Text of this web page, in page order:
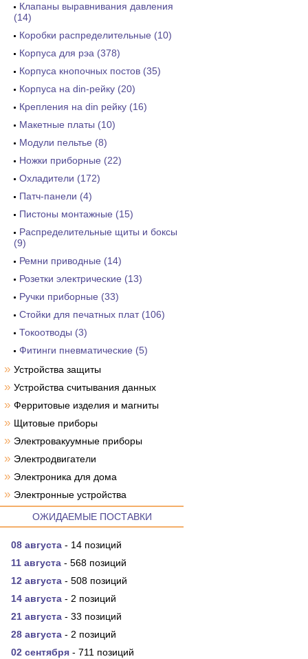
Клапаны выравнивания давления
(14)
Коробки распределительные (10)
Корпуса для рэа (378)
Корпуса кнопочных постов (35)
Корпуса на din-рейку (20)
Крепления на din рейку (16)
Макетные платы (10)
Модули пельтье (8)
Ножки приборные (22)
Охладители (172)
Патч-панели (4)
Пистоны монтажные (15)
Распределительные щиты и боксы
(9)
Ремни приводные (14)
Розетки электрические (13)
Ручки приборные (33)
Стойки для печатных плат (106)
Токоотводы (3)
Фитинги пневматические (5)
» Устройства защиты
» Устройства считывания данных
» Ферритовые изделия и магниты
» Щитовые приборы
» Электровакуумные приборы
» Электродвигатели
» Электроника для дома
» Электронные устройства
ОЖИДАЕМЫЕ ПОСТАВКИ
08 августа - 14 позиций
11 августа - 568 позиций
12 августа - 508 позиций
14 августа - 2 позиций
21 августа - 33 позиций
28 августа - 2 позиций
02 сентября - 711 позиций